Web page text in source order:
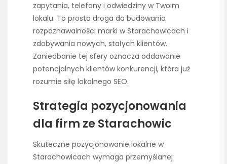
zapytania, telefony i odwiedziny w Twoim
lokalu. To prosta droga do budowania
rozpoznawalności marki w Starachowicach i
zdobywania nowych, stałych klientów.
Zaniedbanie tej sfery oznacza oddawanie
potencjalnych klientów konkurencji, która już
rozumie siłę lokalnego SEO.
Strategia pozycjonowania
dla firm ze Starachowic
Skuteczne pozycjonowanie lokalne w
Starachowicach wymaga przemyślanej